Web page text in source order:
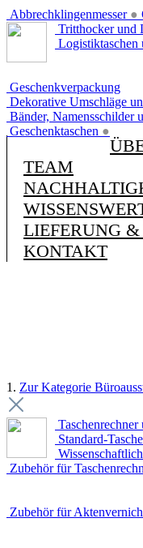
Abbrechklingenmesser ●
Tritthocker und
Logistiktaschen
Geschenkverpackung
Dekorative Umschläge
Bänder, Namensschilder
Geschenktaschen ●
TEAM
LIEFERUNG
KONTAKT
1. Zur Kategorie
Standard-
Zubehör für
Zubehör für